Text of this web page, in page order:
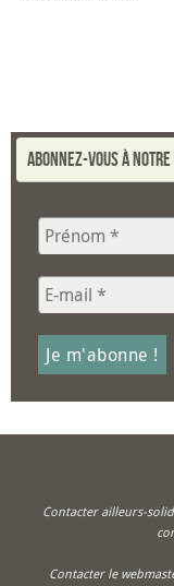
Abonnez-vous à
Contacter ailleurs-
Contacter le